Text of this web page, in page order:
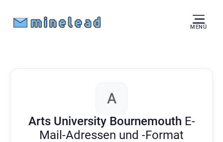
MENÜ
A
Arts University Bournemouth E-
Mail-Adressen und -Format